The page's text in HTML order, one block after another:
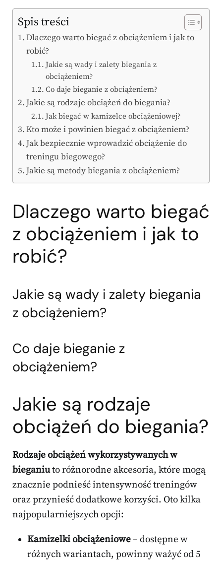
Spis treści
Dlaczego warto biegać z obciążeniem i jak to
robić?
Jakie są wady i zalety biegania z
obciążeniem?
Co daje bieganie z obciążeniem?
Jakie są rodzaje obciążeń do biegania?
Jak biegać w kamizelce obciążeniowej?
Kto może i powinien biegać z obciążeniem?
Jak bezpiecznie wprowadzić obciążenie do
treningu biegowego?
Jakie są metody biegania z obciążeniem?
Dlaczego warto biegać
z obciążeniem i jak to
robić?
Jakie są wady i zalety biegania
z obciążeniem?
Co daje bieganie z
obciążeniem?
Jakie są rodzaje
obciążeń do biegania?
Rodzaje obciążeń wykorzystywanych w
bieganiuto różnorodne akcesoria, które mogą
znacznie podnieść intensywność treningów
oraz przynieść dodatkowe korzyści. Oto kilka
najpopularniejszych opcji:
Kamizelki obciążeniowe– dostępne w
różnych wariantach, powinny ważyć od 5